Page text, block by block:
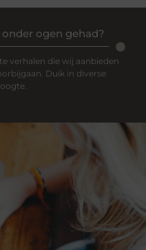
ogen gehad?
verhalen die wij aanbieden
Duik in diverse